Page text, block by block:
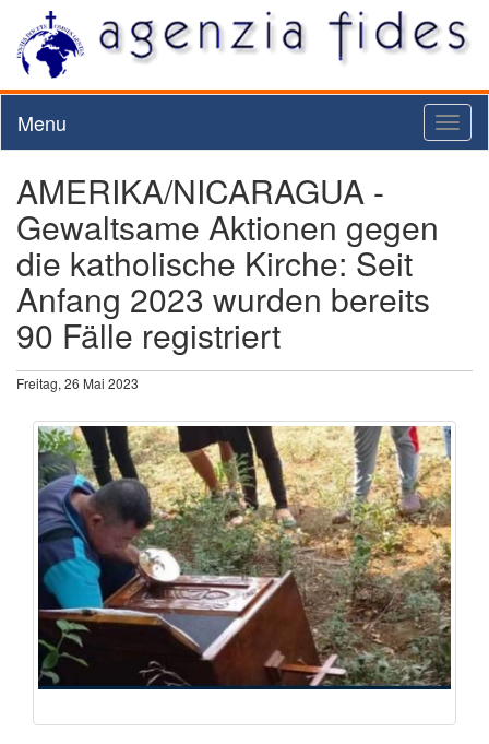
Menu
AMERIKA/NICARAGUA -
Gewaltsame Aktionen gegen
die katholische Kirche: Seit
Anfang 2023 wurden bereits
90 Fälle registriert
Freitag, 26 Mai 2023